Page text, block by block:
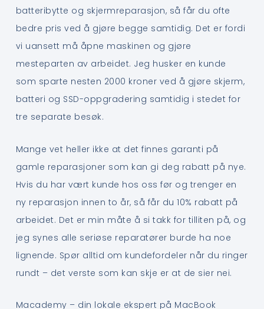
batteribytte og skjermreparasjon, så får du ofte
bedre pris ved å gjøre begge samtidig. Det er fordi
vi uansett må åpne maskinen og gjøre
mesteparten av arbeidet. Jeg husker en kunde
som sparte nesten 2000 kroner ved å gjøre skjerm,
batteri og SSD-oppgradering samtidig i stedet for
tre separate besøk.
Mange vet heller ikke at det finnes garanti på
gamle reparasjoner som kan gi deg rabatt på nye.
Hvis du har vært kunde hos oss før og trenger en
ny reparasjon innen to år, så får du 10% rabatt på
arbeidet. Det er min måte å si takk for tilliten på, og
jeg synes alle seriøse reparatører burde ha noe
lignende. Spør alltid om kundefordeler når du ringer
rundt – det verste som kan skje er at de sier nei.
Macademy – din lokale ekspert på MacBook